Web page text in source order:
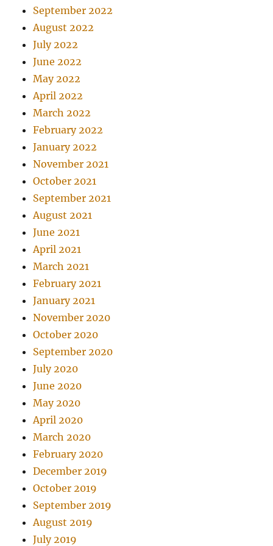
September 2022
August 2022
July 2022
June 2022
May 2022
April 2022
March 2022
February 2022
January 2022
November 2021
October 2021
September 2021
August 2021
June 2021
April 2021
March 2021
February 2021
January 2021
November 2020
October 2020
September 2020
July 2020
June 2020
May 2020
April 2020
March 2020
February 2020
December 2019
October 2019
September 2019
August 2019
July 2019